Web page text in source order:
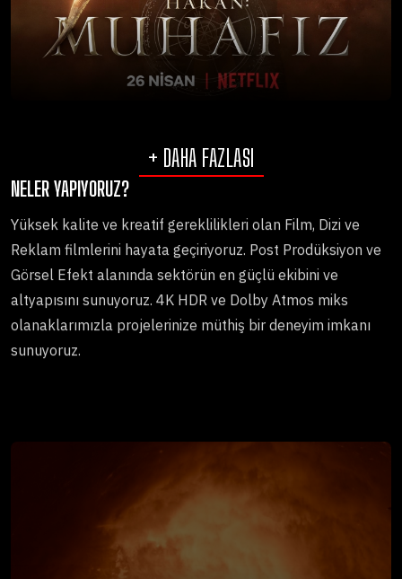
+ DAHA FAZLASI
NELER YAPIYORUZ?
Yüksek kalite ve kreatif gereklilikleri olan Film, Dizi ve
Reklam filmlerini hayata geçiriyoruz. Post Prodüksiyon ve
Görsel Efekt alanında sektörün en güçlü ekibini ve
altyapısını sunuyoruz. 4K HDR ve Dolby Atmos miks
olanaklarımızla projelerinize müthiş bir deneyim imkanı
sunuyoruz.